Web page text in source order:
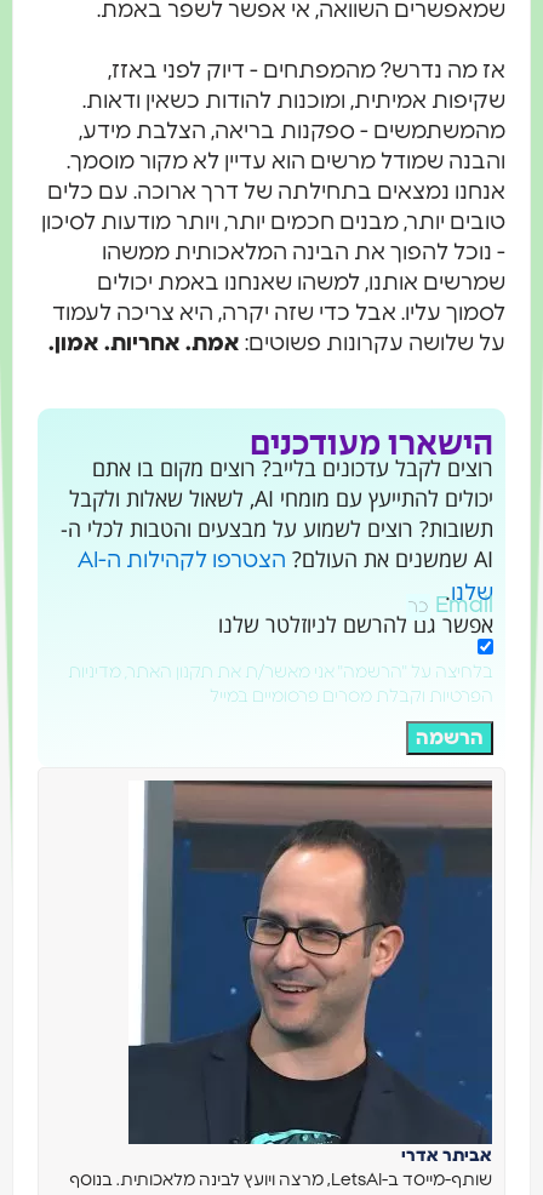
שמאפשרים השוואה, אי אפשר לשפר באמת.
אז מה נדרש? מהמפתחים - דיוק לפני באזז,
שקיפות אמיתית, ומוכנות להודות כשאין ודאות.
מהמשתמשים - ספקנות בריאה, הצלבת מידע,
והבנה שמודל מרשים הוא עדיין לא מקור מוסמך.
אנחנו נמצאים בתחילתה של דרך ארוכה. עם כלים
טובים יותר, מבנים חכמים יותר, ויותר מודעות לסיכון
- נוכל להפוך את הבינה המלאכותית ממשהו
שמרשים אותנו, למשהו שאנחנו באמת יכולים
לסמוך עליו. אבל כדי שזה יקרה, היא צריכה לעמוד
על שלושה עקרונות פשוטים:אמת. אחריות. אמון.
הישארו מעודכנים
רוצים לקבל עדכונים בלייב? רוצים מקום בו אתם
יכולים להתייעץ עם מומחי AI, לשאול שאלות ולקבל
תשובות? רוצים לשמוע על מבצעים והטבות לכלי ה-
הצטרפו לקהילות ה-AI
שלנו.
אפשר גם להרשם לניוזלטר שלנו
Email
בלחיצה על "הרשמה" אני מאשר/ת את תקנון האתר, מדיניות
הפרטיות וקבלת מסרים פרסומיים במייל
הרשמה
אביתר אדרי
שותף-מייסד ב-LetsAI, מרצה ויועץ לבינה מלאכותית. בנוסף